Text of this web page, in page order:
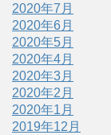
2020年7月
2020年6月
2020年5月
2020年4月
2020年3月
2020年2月
2020年1月
2019年12月